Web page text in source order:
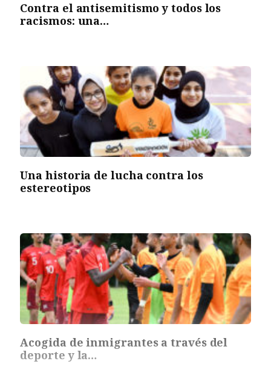
Contra el antisemitismo y todos los
racismos: una…
Una historia de lucha contra los
estereotipos
Acogida de inmigrantes a través del
deporte y la…